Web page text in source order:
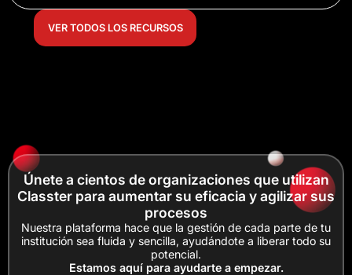
VER TODOS LOS RECURSOS
Únete a cientos de organizaciones que utilizan
Classter para aumentar su eficacia y agilizar sus
procesos
Nuestra plataforma hace que la gestión de cada parte de tu
institución sea fluida y sencilla, ayudándote a liberar todo su
potencial.
Estamos aquí para ayudarte a empezar.